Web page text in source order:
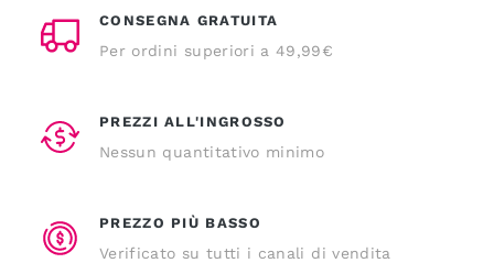
CONSEGNA GRATUITA
Per ordini superiori a 49,99€
PREZZI ALL'INGROSSO
Nessun quantitativo minimo
PREZZO PIÙ BASSO
Verificato su tutti i canali di vendita